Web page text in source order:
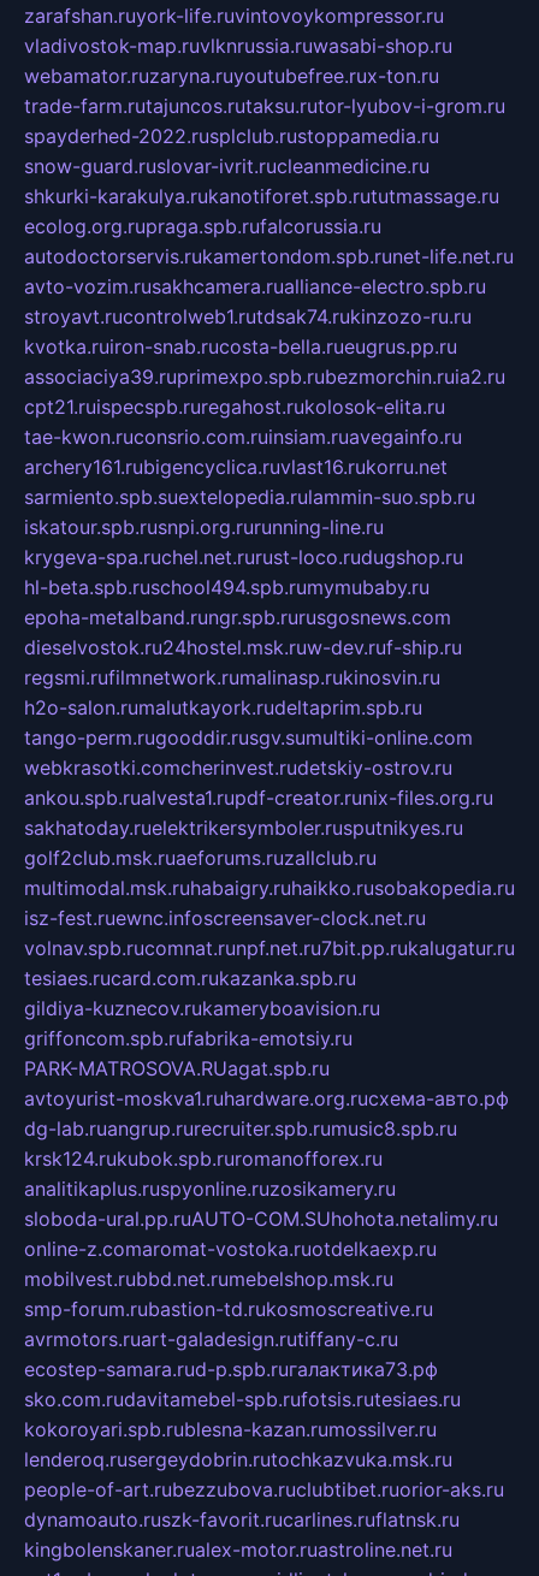
zarafshan.ruyork-life.ruvintovoykompressor.ru
vladivostok-map.ruvlknrussia.ruwasabi-shop.ru
webamator.ruzaryna.ruyoutubefree.rux-ton.ru
trade-farm.rutajuncos.rutaksu.rutor-lyubov-i-grom.ru
spayderhed-2022.rusplclub.rustoppamedia.ru
snow-guard.ruslovar-ivrit.rucleanmedicine.ru
shkurki-karakulya.rukanotiforet.spb.rututmassage.ru
ecolog.org.rupraga.spb.rufalcorussia.ru
autodoctorservis.rukamertondom.spb.runet-life.net.ru
avto-vozim.rusakhcamera.rualliance-electro.spb.ru
stroyavt.rucontrolweb1.rutdsak74.rukinzozo-ru.ru
kvotka.ruiron-snab.rucosta-bella.rueugrus.pp.ru
associaciya39.ruprimexpo.spb.rubezmorchin.ruia2.ru
cpt21.ruispecspb.ruregahost.rukolosok-elita.ru
tae-kwon.ruconsrio.com.ruinsiam.ruavegainfo.ru
archery161.rubigencyclica.ruvlast16.rukorru.net
sarmiento.spb.suextelopedia.rulammin-suo.spb.ru
iskatour.spb.rusnpi.org.rurunning-line.ru
krygeva-spa.ruchel.net.rurust-loco.rudugshop.ru
hl-beta.spb.ruschool494.spb.rumymubaby.ru
epoha-metalband.rungr.spb.rurusgosnews.com
dieselvostok.ru24hostel.msk.ruw-dev.ruf-ship.ru
regsmi.rufilmnetwork.rumalinasp.rukinosvin.ru
h2o-salon.rumalutkayork.rudeltaprim.spb.ru
tango-perm.rugooddir.rusgv.sumultiki-online.com
webkrasotki.comcherinvest.rudetskiy-ostrov.ru
ankou.spb.rualvesta1.rupdf-creator.runix-files.org.ru
sakhatoday.ruelektrikersymboler.rusputnikyes.ru
golf2club.msk.ruaeforums.ruzallclub.ru
multimodal.msk.ruhabaigry.ruhaikko.rusobakopedia.ru
isz-fest.ruewnc.infoscreensaver-clock.net.ru
volnav.spb.rucomnat.runpf.net.ru7bit.pp.rukalugatur.ru
tesiaes.rucard.com.rukazanka.spb.ru
gildiya-kuznecov.rukameryboavision.ru
griffoncom.spb.rufabrika-emotsiy.ru
PARK-MATROSOVA.RUagat.spb.ru
avtoyurist-moskva1.ruhardware.org.ruсхема-авто.рф
dg-lab.ruangrup.rurecruiter.spb.rumusic8.spb.ru
krsk124.rukubok.spb.ruromanofforex.ru
analitikaplus.ruspyonline.ruzosikamery.ru
sloboda-ural.pp.ruAUTO-COM.SUhohota.netalimy.ru
online-z.comaromat-vostoka.ruotdelkaexp.ru
mobilvest.rubbd.net.rumebelshop.msk.ru
smp-forum.rubastion-td.rukosmoscreative.ru
avrmotors.ruart-galadesign.rutiffany-c.ru
ecostep-samara.rud-p.spb.ruгалактика73.рф
sko.com.rudavitamebel-spb.rufotsis.rutesiaes.ru
kokoroyari.spb.rublesna-kazan.rumossilver.ru
lenderoq.rusergeydobrin.rutochkazvuka.msk.ru
people-of-art.rubezzubova.ruclubtibet.ruorior-aks.ru
dynamoauto.ruszk-favorit.rucarlines.ruflatnsk.ru
kingbolenskaner.rualex-motor.ruastroline.net.ru